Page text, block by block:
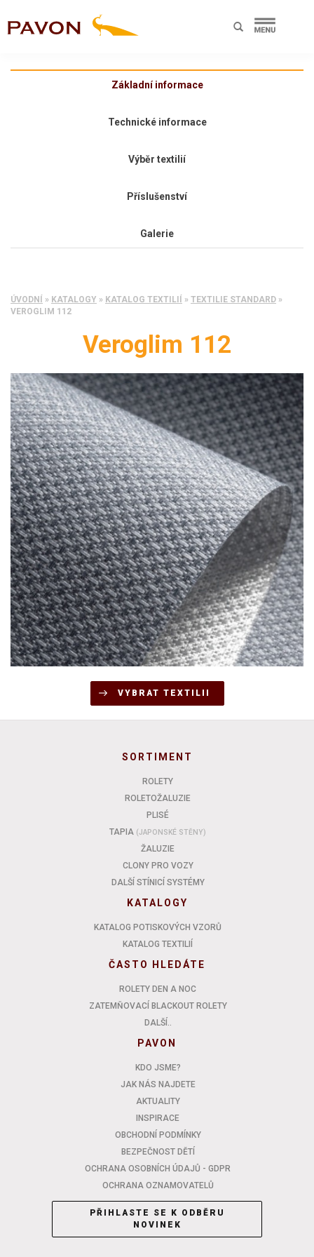
Základní informace
Technické informace
Výběr textilií
Příslušenství
Galerie
ÚVODNÍ » KATALOGY » KATALOG TEXTILIÍ » TEXTILIE STANDARD »
VEROGLIM 112
Veroglim 112
VYBRAT TEXTILII
SORTIMENT
ROLETY
ROLETOŽALUZIE
PLISÉ
TAPIA (JAPONSKÉ STĚNY)
ŽALUZIE
CLONY PRO VOZY
DALŠÍ STÍNICÍ SYSTÉMY
KATALOGY
KATALOG POTISKOVÝCH VZORŮ
KATALOG TEXTILIÍ
ČASTO HLEDÁTE
ROLETY DEN A NOC
ZATEMŇOVACÍ BLACKOUT ROLETY
DALŠÍ..
PAVON
KDO JSME?
JAK NÁS NAJDETE
AKTUALITY
INSPIRACE
OBCHODNÍ PODMÍNKY
BEZPEČNOST DĚTÍ
OCHRANA OSOBNÍCH ÚDAJŮ - GDPR
OCHRANA OZNAMOVATELŮ
PŘIHLASTE SE K ODBĚRU
NOVINEK